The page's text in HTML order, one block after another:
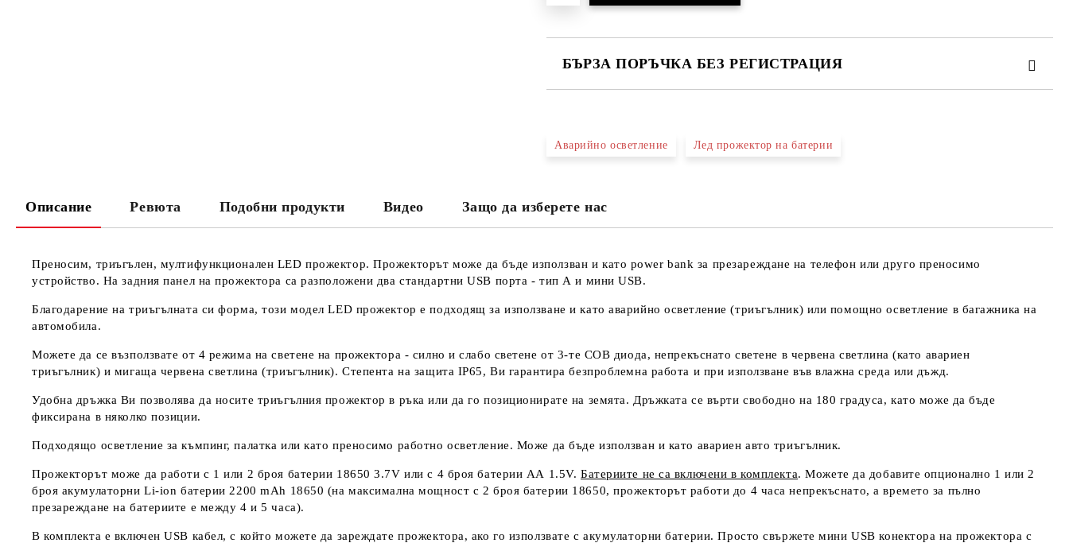
БЪРЗА ПОРЪЧКА БЕЗ РЕГИСТРАЦИЯ
тъй като няма как да се свържем с Вас, ако той е сгрешен.
Натискайки бутона "Купи сега", Вие се съгласявате с
ползване
Аварийно осветление Лед прожектор на батерии
Описание Ревюта Подобни продукти Видео Защо да изберете нас
Преносим, триъгълен, мултифункционален LED прожектор. Прожекторът може да бъде използван и като power bank за презареждане на телефон или друго преносимо
устройство. На задния панел на прожектора са разположени два стандартни USB порта - тип А и мини USB.
Благодарение на триъгълната си форма, този модел LED прожектор е подходящ за използване и като аварийно осветление (триъгълник) или помощно осветление в багажника на
автомобила.
Можете да се възползвате от 4 режима на светене на прожектора - силно и слабо светене от 3-те COB диода, непрекъснато светене в червена светлина (като авариен
триъгълник) и мигаща червена светлина (триъгълник). Степента на защита IP65, Ви гарантира безпроблемна работа и при използване във влажна среда или дъжд.
Удобна дръжка Ви позволява да носите триъгълния прожектор в ръка или да го позиционирате на земята. Дръжката се върти свободно на 180 градуса, като може да бъде
фиксирана в няколко позиции.
Подходящо осветление за къмпинг, палатка или като преносимо работно осветление. Може да бъде използван и като авариен авто триъгълник.
Прожекторът може да работи с 1 или 2 броя батерии 18650 3.7V или с 4 броя батерии АА 1.5V. Батериите не са включени в комплекта. Можете да добавите опционално 1 или 2
броя акумулаторни Li-ion батерии 2200 mAh 18650 (на максимална мощност с 2 броя батерии 18650, прожекторът работи до 4 часа непрекъснато, а времето за пълно
презареждане на батериите е между 4 и 5 часа).
В комплекта е включен USB кабел, с който можете да зареждате прожектора, ако го използвате с акумулаторни батерии. Просто свържете мини USB конектора на прожектора с